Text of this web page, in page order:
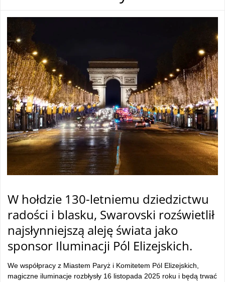
W hołdzie 130-letniemu dziedzictwu
radości i blasku, Swarovski rozświetlił
najsłynniejszą aleję świata jako
sponsor Iluminacji Pól Elizejskich.
We współpracy z Miastem Paryż i Komitetem Pól Elizejskich,
magiczne iluminacje rozbłysły 16 listopada 2025 roku i będą trwać